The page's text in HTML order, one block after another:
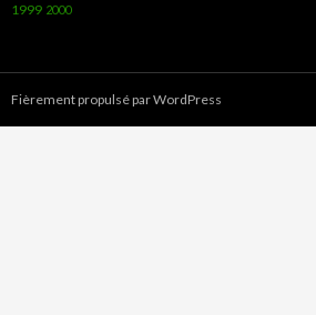
1999 2000
Fièrement propulsé par WordPress